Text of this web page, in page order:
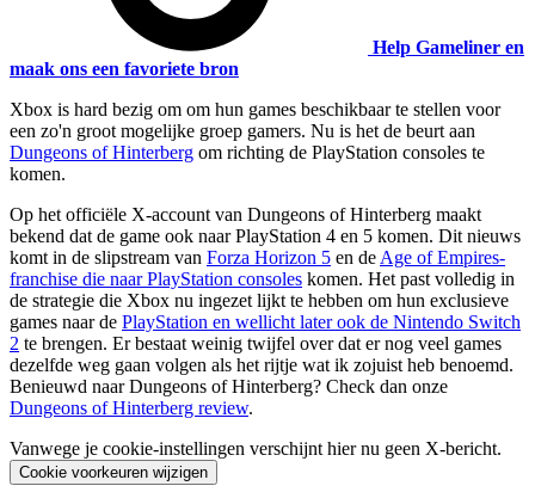
Help Gameliner en
maak ons een favoriete bron
Xbox is hard bezig om om hun games beschikbaar te stellen voor
een zo'n groot mogelijke groep gamers. Nu is het de beurt aan
Dungeons of Hinterberg om richting de PlayStation consoles te
komen.
Op het officiële X-account van Dungeons of Hinterberg maakt
bekend dat de game ook naar PlayStation 4 en 5 komen. Dit nieuws
komt in de slipstream van Forza Horizon 5 en de Age of Empires-
franchise die naar PlayStation consoles komen. Het past volledig in
de strategie die Xbox nu ingezet lijkt te hebben om hun exclusieve
games naar de PlayStation en wellicht later ook de Nintendo Switch
2 te brengen. Er bestaat weinig twijfel over dat er nog veel games
dezelfde weg gaan volgen als het rijtje wat ik zojuist heb benoemd.
Benieuwd naar Dungeons of Hinterberg? Check dan onze
Dungeons of Hinterberg review.
Vanwege je cookie-instellingen verschijnt hier nu geen X-bericht.
Cookie voorkeuren wijzigen